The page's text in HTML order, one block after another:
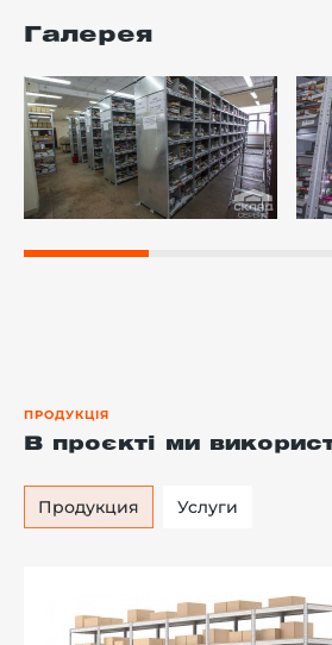
Галерея
ПРОДУКЦІЯ
В проєкті ми
Продукция Услуги